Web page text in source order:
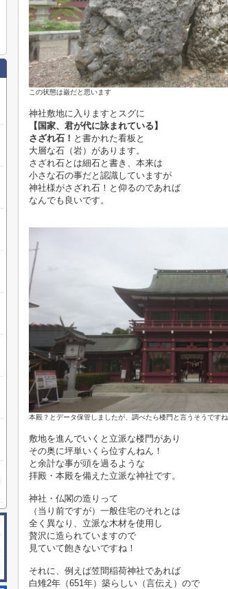
この状態は巌だと思います
神社敷地に入りますとスグに
【国家、君が代に詠まれている】
さざれ石！ と書かれた看板と
大層な石（岩）があります。
さざれ石とは細石と書き、本来は
小さな石の事だと認識していますが
神社様がさざれ石！と仰るのであれば
なんでも良いです。
本殿？とデータ保管しましたが、調べたら楼門と言うそうですね
敷地を進んでいくと立派な楼門があり
その奥に坪単いくら位すんねん！
と余計な事が頭を過るような
拝殿・本殿を備えた立派な神社です。
神社・仏閣の造りって
（当り前ですが）一般住宅のそれとは
全く異なり、立派な木材を使用し
贅沢に造られていますので
見ていて飽きないですね！
それに、例えば笠間稲荷神社であれば
白雉2年（651年）築らしい（言伝え）ので